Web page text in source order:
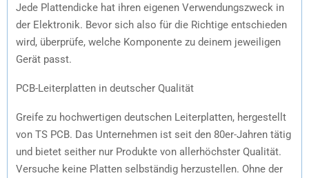
Jede Plattendicke hat ihren eigenen Verwendungszweck in
der Elektronik. Bevor sich also für die Richtige entschieden
wird, überprüfe, welche Komponente zu deinem jeweiligen
Gerät passt.
PCB-Leiterplatten in deutscher Qualität
Greife zu hochwertigen deutschen Leiterplatten, hergestellt
von TS PCB. Das Unternehmen ist seit den 80er-Jahren tätig
und bietet seither nur Produkte von allerhöchster Qualität.
Versuche keine Platten selbständig herzustellen. Ohne der